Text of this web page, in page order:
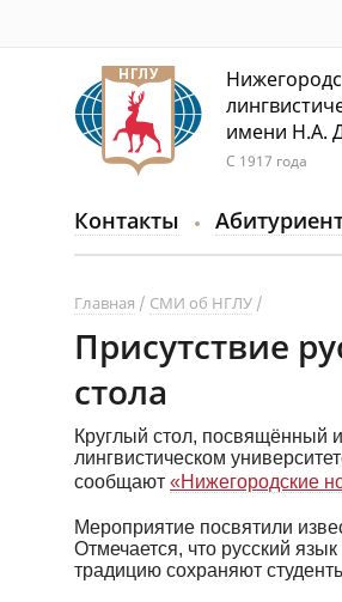
имени Н.А.
С 1917 года
Контакты
Главная СМИ об НГЛУ
Присутствие
стола
Круглый стол, посвящённый
лингвистическом
сообщают «Нижегородские
Мероприятие посвятили
Отмечается, что русский
традицию сохраняют